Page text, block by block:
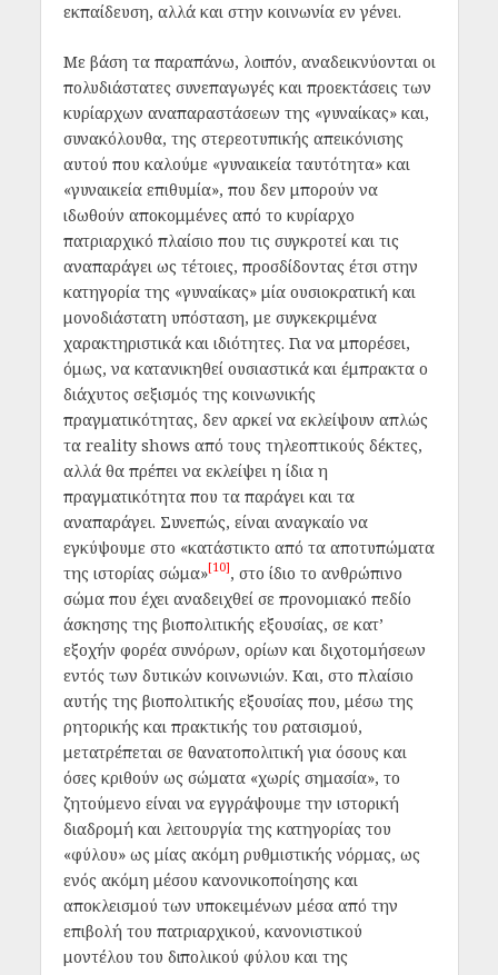
εκπαίδευση, αλλά και στην κοινωνία εν γένει.
Με βάση τα παραπάνω, λοιπόν, αναδεικνύονται οι
πολυδιάστατες συνεπαγωγές και προεκτάσεις των
κυρίαρχων αναπαραστάσεων της «γυναίκας» και,
συνακόλουθα, της στερεοτυπικής απεικόνισης
αυτού που καλούμε «γυναικεία ταυτότητα» και
«γυναικεία επιθυμία», που δεν μπορούν να
ιδωθούν αποκομμένες από το κυρίαρχο
πατριαρχικό πλαίσιο που τις συγκροτεί και τις
αναπαράγει ως τέτοιες, προσδίδοντας έτσι στην
κατηγορία της «γυναίκας» μία ουσιοκρατική και
μονοδιάστατη υπόσταση, με συγκεκριμένα
χαρακτηριστικά και ιδιότητες. Για να μπορέσει,
όμως, να κατανικηθεί ουσιαστικά και έμπρακτα ο
διάχυτος σεξισμός της κοινωνικής
πραγματικότητας, δεν αρκεί να εκλείψουν απλώς
τα reality shows από τους τηλεοπτικούς δέκτες,
αλλά θα πρέπει να εκλείψει η ίδια η
πραγματικότητα που τα παράγει και τα
αναπαράγει. Συνεπώς, είναι αναγκαίο να
εγκύψουμε στο «κατάστικτο από τα αποτυπώματα
της ιστορίας σώμα»[10], στο ίδιο το ανθρώπινο
σώμα που έχει αναδειχθεί σε προνομιακό πεδίο
άσκησης της βιοπολιτικής εξουσίας, σε κατ’
εξοχήν φορέα συνόρων, ορίων και διχοτομήσεων
εντός των δυτικών κοινωνιών. Και, στο πλαίσιο
αυτής της βιοπολιτικής εξουσίας που, μέσω της
ρητορικής και πρακτικής του ρατσισμού,
μετατρέπεται σε θανατοπολιτική για όσους και
όσες κριθούν ως σώματα «χωρίς σημασία», το
ζητούμενο είναι να εγγράψουμε την ιστορική
διαδρομή και λειτουργία της κατηγορίας του
«φύλου» ως μίας ακόμη ρυθμιστικής νόρμας, ως
ενός ακόμη μέσου κανονικοποίησης και
αποκλεισμού των υποκειμένων μέσα από την
επιβολή του πατριαρχικού, κανονιστικού
μοντέλου του διπολικού φύλου και της